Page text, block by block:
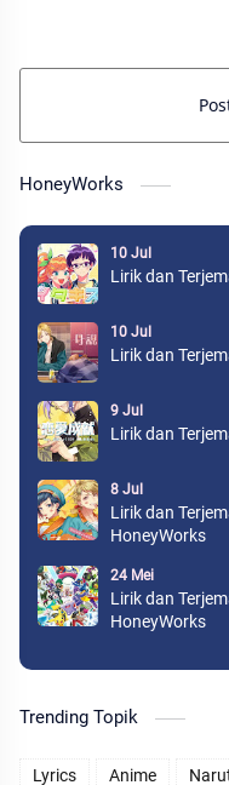
HoneyWorks
10 Jul
Lirik dan
10 Jul
Lirik dan
9 Jul
Lirik dan
8 Jul
Lirik dan
HoneyWorks
24 Mei
Lirik dan
HoneyWorks
Trending Topik
Lyrics Anime